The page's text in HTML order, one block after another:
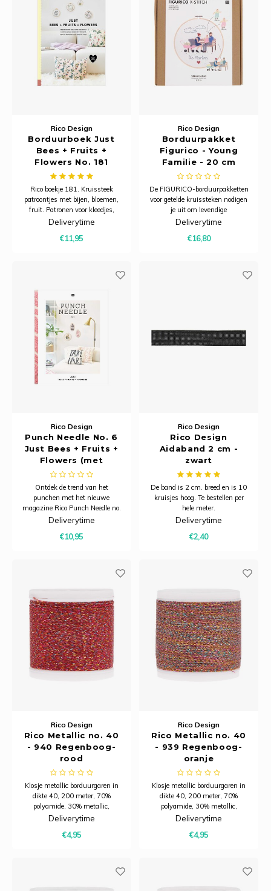
Rico Design
Borduurboek Just
Bees + Fruits +
Flowers No. 181
Rico boekje 181. Kruissteek
patroontjes met bijen, bloemen,
fruit. Patronen voor kleedjes,
lopertjes, kussens, onderzetters,
Deliverytime
€11,95
Rico Design
Borduurpakket
Figurico - Young
Familie - 20 cm
De FIGURICO-borduurpakketten
voor getelde kruissteken nodigen
je uit om levendige
borduurafbeeldingen te maken
De verschillende ontwerpen over
Deliverytime
€16,80
Rico Design
Punch Needle No. 6
Just Bees + Fruits +
Flowers (met
Nederlandse
vertaling)
Ontdek de trend van het
punchen met het nieuwe
magazine Rico Punch Needle no.
6 Just Bees + Fruits + Flowers!
Deliverytime
€10,95
Rico Design
Rico Design
Aidaband 2 cm -
zwart
De band is 2 cm. breed en is 10
kruisjes hoog. Te bestellen per
hele meter.
Deliverytime
€2,40
Rico Design
Rico Metallic no. 40
- 940 Regenboog-
rood
Klosje metallic borduurgaren in
dikte 40, 200 meter, 70%
polyamide, 30% metallic,
wasbaar op 60 graden. Niet
Deliverytime
€4,95
Rico Design
Rico Metallic no. 40
- 939 Regenboog-
oranje
Klosje metallic borduurgaren in
dikte 40, 200 meter, 70%
polyamide, 30% metallic,
wasbaar op 60 graden. Niet
Deliverytime
€4,95